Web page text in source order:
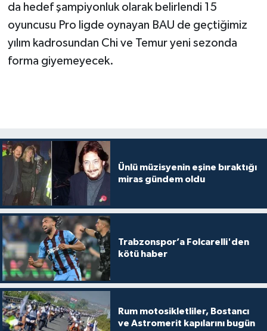
da hedef şampiyonluk olarak belirlendi 15
oyuncusu Pro ligde oynayan BAU de geçtiğimiz
yılım kadrosundan Chi ve Temur yeni sezonda
forma giyemeyecek.
Ünlü müzisyenin eşine bıraktığı
miras gündem oldu
Trabzonspor’a Folcarelli'den
kötü haber
Rum motosikletliler, Bostancı
ve Astromerit kapılarını bugün